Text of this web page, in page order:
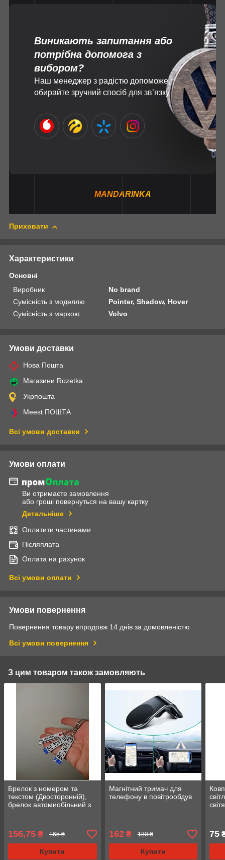
Виникають запитання або
потрібна допомога з
вибором?
Наш менеджер з радістю допоможе,
обирайте зручний спосіб для зв’язку
MANDARINKA
Приховати
Характеристики
Основні
Виробник
No brand
Сумісність з моделлю
Pointer, Shadow, Hover
Сумісність з маркою
Volvo
Умови доставки
Нова Пошта
Магазини Rozetka
Укрпошта
Meest ПОШТА
Всі умови доставки
Умови оплати
Ви отримаєте замовлення
або гроші повернуться на вашу картку
Детальніше
Оплатити частинами
Післяплата
Оплата на рахунок
Всі умови оплати
Умови повернення
Повернення товару впродовж 14 днів за домовленістю
Всі умови повернення
З цим товаром також замовляють
Брелок з номером та
текстом (Двосторонній),
брелок автомиобільний з
156,75 ₴ 165 ₴
Купити
Магнітний тримач для
телефону в повітрообдув
162₴ 180 ₴
Купити
75